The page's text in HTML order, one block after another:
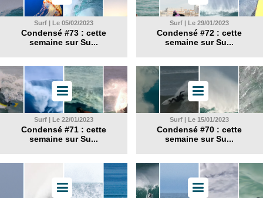
Surf | Le 05/02/2023
Condensé #73 : cette
semaine sur Su...
Surf | Le 29/01/2023
Condensé #72 : cette
semaine sur Su...
Surf | Le 22/01/2023
Condensé #71 : cette
semaine sur Su...
Surf | Le 15/01/2023
Condensé #70 : cette
semaine sur Su...